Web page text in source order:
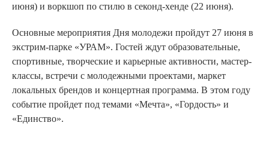
июня) и воркшоп по стилю в секонд-хенде (22 июня).
Основные мероприятия Дня молодежи пройдут 27 июня в
экстрим-парке «УРАМ». Гостей ждут образовательные,
спортивные, творческие и карьерные активности, мастер-
классы, встречи с молодежными проектами, маркет
локальных брендов и концертная программа. В этом году
событие пройдет под темами «Мечта», «Гордость» и
«Единство».